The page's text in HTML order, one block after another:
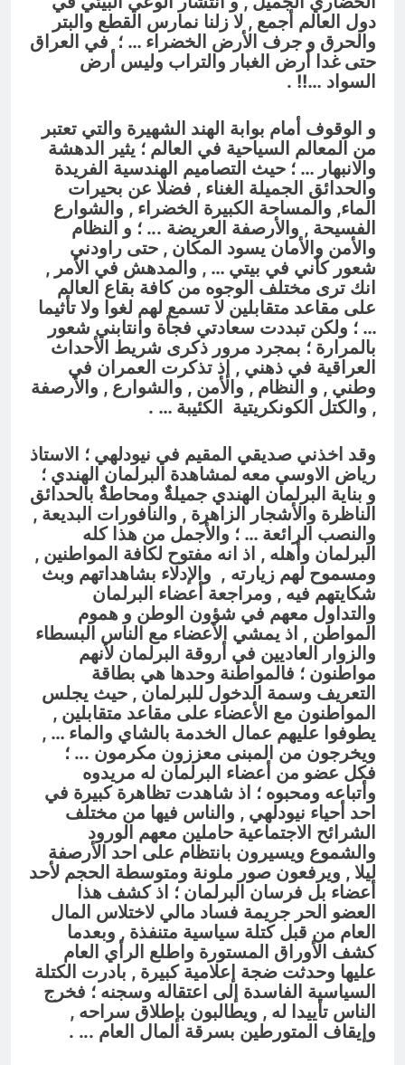
دول العالم أجمع , لا زلنا نمارس القطع والبتر
والحرق و جرف الأرض الخضراء … ؛ في العراق
حتى غدا أرض الغبار والتراب وليس أرض
السواد …!! .
و الوقوف أمام بوابة الهند الشهيرة والتي تعتبر
من المعالم السياحية في العالم ؛ يثير الدهشة
والانبهار … ؛ حيث التصاميم الهندسية الفريدة
والحدائق الجميلة الغناء , فضلا عن بحيرات
الماء, والمساحة الكبيرة الخضراء , والشوارع
الفسيحة , والأرصفة العريضة ... ؛ و النظام
والأمن والأمان يسود المكان , حتى راودني
شعور كأني في بيتي … , والمدهش في الأمر ,
انك ترى مختلف الوجوه من كافة بقاع العالم
على مقاعد متقابلين لا تسمع لهم لغوا ولا تأثيما
… ؛ ولكن تبددت سعادتي فجأة وانتابني شعور
بالمرارة ؛ بمجرد مرور ذكرى شريط الأحداث
العراقية في ذهني , إذ تذكرت العمران في
وطني , و النظام , والأمن , والشوارع , والأرصفة
, والكتل الكونكريتية الكئيبة … .
وقد اخذني صديقي المقيم في نيودلهي ؛ الاستاذ
رياض الاوسي معه لمشاهدة البرلمان الهندي ؛
و بناية البرلمان الهندي جميلةٌٌ ومحاطةٌٌ بالحدائق
الناظرة والأشجار الزاهرة , والنافورات البديعة ,
والنصب الرائعة … ؛ والأجمل من هذا كله
البرلمان وأهله , اذ انه مفتوح لكافة المواطنين ,
ومسموح لهم زيارته , والإدلاء بشاهداتهم وبث
شكايتهم فيه , ومراجعة أعضاء البرلمان
والتداول معهم في شؤون الوطن و هموم
المواطن , اذ يمشي الأعضاء مع الناس البسطاء
والزوار العاديين في أروقة البرلمان لأنهم
مواطنون ؛ فالمواطنة وحدها هي بطاقة
التعريف وسمة الدخول للبرلمان , حيث يجلس
المواطنون مع الأعضاء على مقاعد متقابلين ,
يطوفوا عليهم عمال الخدمة بالشاي والماء … ,
ويخرجون من المبنى معززون مكرمون ... ؛
فكل عضو من أعضاء البرلمان له مريدوه
وأتباعه ومحبوه ؛ اذ شاهدت تظاهرة كبيرة في
احد أحياء نيودلهي , والناس فيها من مختلف
الشرائح الاجتماعية حاملين معهم الورود
والشموع ويسيرون بانتظام على احد الأرصفة
ليلا , ويرفعون صور ملونة ومتوسطة الحجم لأحد
أعضاء بل فرسان البرلمان ؛ اذ كشف هذا
العضو الحر جريمة فساد مالي لاختلاس المال
العام من قبل كتلة سياسية متنفذة , وبعدما
كشف الأوراق المستورة واطلع الرأي العام
عليها وحدثت ضجة إعلامية كبيرة , بادرت الكتلة
السياسية الفاسدة إلى اعتقاله وسجنه ؛ فخرج
الناس تأييدا له , ويطالبون بإطلاق سراحه ,
وإيقاف المتورطين بسرقة المال العام ... .